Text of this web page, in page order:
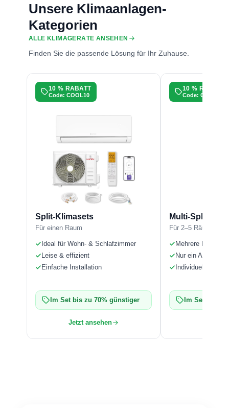
Unsere Klimaanlagen-
Kategorien
ALLE KLIMAGERÄTE ANSEHEN
Finden Sie die passende Lösung für Ihr Zuhause.
10 % RABATT
Code: COOL10
Split-Klimasets
Für einen Raum
Ideal für Wohn- & Schlafzimmer
Leise & effizient
Einfache Installation
Im Set bis zu 70% günstiger
Jetzt ansehen
10 % RABATT
Code: COOL10
Multi-Splitsets
Für 2–5 Räume
Mehrere Räume
Nur ein
Individuelle
Im Set bis zu